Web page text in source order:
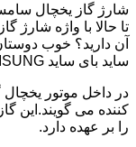
شارژ گاز یخچال
تا حالا با واژه شارژ
آن دارید؟ خوب
ساید بای ساید SAMSUNG،درواقع شارژ گاز موتور می باشد.
در داخل موتور
کننده می گویند.این
را بر عهده دارد.